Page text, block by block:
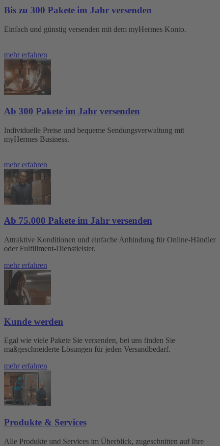
Bis zu 300 Pakete im Jahr versenden
Einfach und günstig versenden mit dem myHermes Konto.
mehr erfahren
Ab 300 Pakete im Jahr versenden
Individuelle Preise und bequeme Sendungsverwaltung mit
myHermes Business.
mehr erfahren
Ab 75.000 Pakete im Jahr versenden
Attraktive Konditionen und einfache Anbindung für Online-Händler
oder Fulfillment-Dienstleister.
mehr erfahren
Kunde werden
Egal wie viele Pakete Sie versenden, bei uns finden Sie
maßgeschneiderte Lösungen für jeden Versandbedarf.
mehr erfahren
Produkte & Services
Alle Produkte und Services im Überblick, zugeschnitten auf Ihre